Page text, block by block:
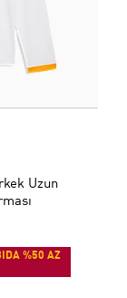
Uzun
%50 AZ